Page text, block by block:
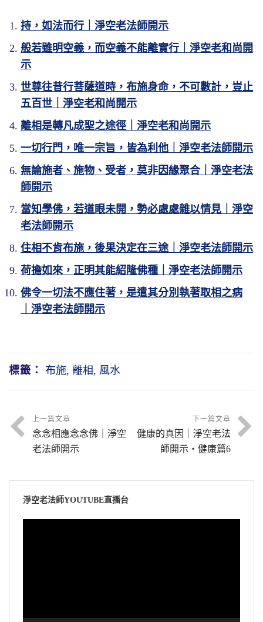
【《法華》曰：是法住法位，世間相常
住】
這句話也是很不容易理解。世間相常住，
就是永遠不生不滅，不變不壞。世間法是不是
這樣？我們看到人有生老病死，花有花開花
謝，這哪裡叫常住？其實真的是常住。我們看
到的是幻相，變化是幻相。為什麼？我們是用
生滅心看外面的境界，都變成生滅的境界。
佛菩薩為什麼看到世間相常住？佛菩薩那
個心是不生不滅的真心，看到這個世間一切法
相，不僅僅是身體。
講我們這個身，身相隨心轉；除了身相之外，
山河大地也都是唯心所變，也是隨心所轉，境
隨心轉。
諸位如果真正透得這個道理，了解這個事
實真相，你還要去看相算命嗎？你還要去看風
【絕非造作，故曰無為。】
不要以為好像我們這一切法都是有為在造
作的。我們看新加坡一棟一棟大廈，天天那麼
多工程在設計，這不都是人造的嗎？造的，那
是緣。
其實這個現象，心地清淨的人，幾十年
前、幾百年前、幾千年前，釋迦牟尼佛就已經
看得很清楚，那怎麼是你造的？你造的，為什
麼三千年前釋迦牟尼佛就看到？我在沒有造之
前，釋迦牟尼佛怎麼看到的？可見得早就有
這個事情，我相信有不少人能夠同意這個
說法。所以有預先知道的，中國、外國都有所
定的，都已經是現成的，哪裡是造作？既非造
作，那豈不是清淨本然嗎？豈不是世間相常
住？這叫無為。
1995/5
都遣盡。則見相即見性，頭頭是道，無所不
可。】
間，所謂是遊戲神通。為什麼？人家是徹底了
解宇宙人生的真相，他所有一切的活動，跟真
相完全相應，絲毫不違背。我們常講隨順法
性，所以他得的是大自在，他得的是大圓滿。
界就統統都得到了。
性。見聞覺知對的統統是性，那不叫塵。用識
對外面叫塵，塵是污染，把我們清淨心污染
性，這叫明心見性。見相就是見性，所以叫
「頭頭是道，左右逢源」，無所不可，喜歡怎
麼表現就怎麼表現。
我們在經上看到，特別是在《華嚴》，看
到五十三參，五十三是五十三尊佛，在《金剛
經》上講的那些諸佛，明心見性，見性成佛。
方，全在於此。其方云何？依此經教，離相離
念是已。】
做人，就是學怎樣過日子。世間人所希求的幸
福美滿生活，就是佛法，如果要真正達到究竟
圓滿，一定要發心自度度他。佛經裡面講的度
字，要用現代的話來說，就是幫助的意思，協
你要想你能夠過得幸福自在美滿，你要幫
覺察。
不能夠離開社會人群獨立的生活，所謂人是社
會的動物。我們要自己生活過得幸福美滿，必
須別人也要幸福、也要美滿，那才是真的；如
很幸福，幸福裡面會有災難。
持，如法而行｜淨空老法師開示
般若雖明空義，而空義不能離實行｜淨空老和尚開
示
世尊往昔行菩薩道時，布施身命，不可數計，豈止
五百世｜淨空老和尚開示
離相是轉凡成聖之途徑｜淨空老和尚開示
一切行門，唯一宗旨，皆為利他｜淨空老法師開示
無論施者、施物、受者，莫非因緣聚合｜淨空老法
師開示
當知學佛，若道眼未開，勢必處處雜以情見｜淨空
老法師開示
住相不肯布施，後果決定在三途｜淨空老法師開示
荷擔如來，正明其能紹隆佛種｜淨空老法師開示
佛令一切法不應住著，是遣其分別執著取相之病
｜淨空老法師開示
標籤： 布施, 離相, 風水
上一篇文章
念念相應念念佛｜淨空
老法師開示
下一篇文章
健康的真因｜淨空老法
師開示・健康篇6
淨空老法師YOUTUBE直播台